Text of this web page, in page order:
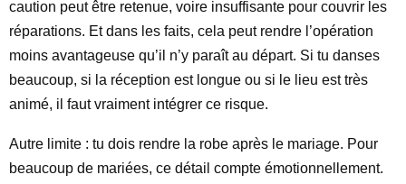
caution peut être retenue, voire insuffisante pour couvrir les
réparations. Et dans les faits, cela peut rendre l’opération
moins avantageuse qu’il n’y paraît au départ. Si tu danses
beaucoup, si la réception est longue ou si le lieu est très
animé, il faut vraiment intégrer ce risque.
Autre limite : tu dois rendre la robe après le mariage. Pour
beaucoup de mariées, ce détail compte émotionnellement.